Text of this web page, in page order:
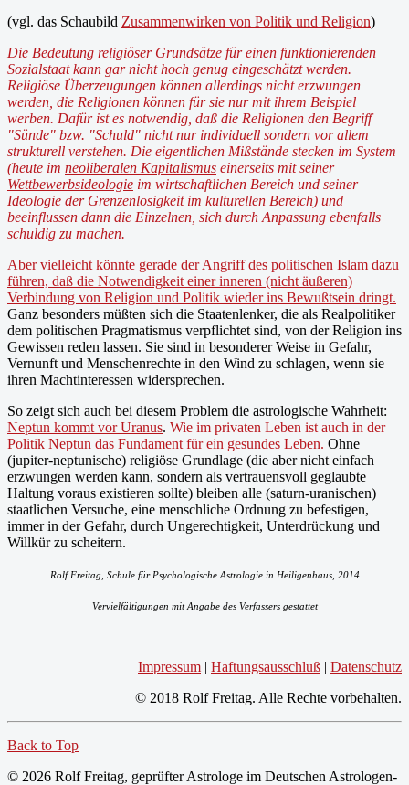
(vgl. das Schaubild Zusammenwirken von Politik und Religion)
Die Bedeutung religiöser Grundsätze für einen funktionierenden
Sozialstaat kann gar nicht hoch genug eingeschätzt werden.
Religiöse Überzeugungen können allerdings nicht erzwungen
werden, die Religionen können für sie nurmit ihrem Beispiel
werben. Dafür ist es notwendig, daß die Religionen den Begriff
"Sünde" bzw. "Schuld" nicht nur individuell sondern vor allem
strukturell verstehen. Die eigentlichen Mißstände stecken im System
(heute im neoliberalen Kapitalismus einerseits mit seiner
Wettbewerbsideologie im wirtschaftlichen Bereich und seiner
Ideologie der Grenzenlosigkeitim kulturellen Bereich) und
beeinflussen dann die Einzelnen, sich durch Anpassung ebenfalls
schuldig zu machen.
Aber vielleicht könnte gerade der Angriff des politischen Islam dazu
führen, daß die Notwendigkeit einer inneren (nicht äußeren)
Verbindung von Religion und Politik wieder ins Bewußtsein dringt.
Ganz besonders müßten sich die Staatenlenker, die als Realpolitiker
dem politischen Pragmatismus verpflichtet sind, von der Religion ins
Gewissen reden lassen. Sie sind in besonderer Weise in Gefahr,
Vernunft und Menschenrechte in den Wind zu schlagen, wenn sie
ihren Machtinteressen widersprechen.
So zeigt sich auch bei diesem Problem die astrologische Wahrheit:
Neptun kommt vor Uranus. Wie im privaten Leben ist auch in der
Politik Neptun das Fundament für ein gesundes Leben. Ohne
(jupiter-neptunische) religiöse Grundlage (die aber nicht einfach
erzwungen werden kann, sondern als vertrauensvoll geglaubte
Haltung voraus existieren sollte) bleiben alle (saturn-uranischen)
staatlichen Versuche, eine menschliche Ordnung zu befestigen,
immer in der Gefahr, durch Ungerechtigkeit, Unterdrückung und
Willkür zu scheitern.
Rolf Freitag, Schule für Psychologische Astrologie in Heiligenhaus, 2014
Vervielfältigungen mit Angabe des Verfassers gestattet
Impressum | Haftungsausschluß | Datenschutz
© 2018 Rolf Freitag. Alle Rechte vorbehalten.
Back to Top
© 2026 Rolf Freitag, geprüfter Astrologe im Deutschen Astrologen-